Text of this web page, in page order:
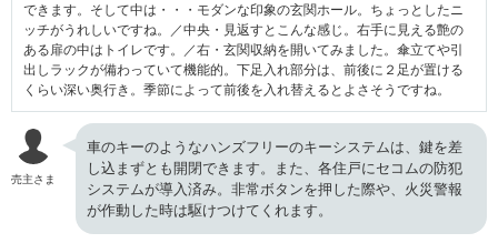
できます。そして中は・・・モダンな印象の玄関ホール。ちょっとしたニ
ッチがうれしいですね。／中央・見返すとこんな感じ。右手に見える艶の
ある扉の中はトイレです。／右・玄関収納を開いてみました。傘立てや引
出しラックが備わっていて機能的。下足入れ部分は、前後に２足が置ける
くらい深い奥行き。季節によって前後を入れ替えるとよさそうですね。
売主さま
車のキーのようなハンズフリーのキーシステムは、鍵を差
し込まずとも開閉できます。また、各住戸にセコムの防犯
システムが導入済み。非常ボタンを押した際や、火災警報
が作動した時は駆けつけてくれます。